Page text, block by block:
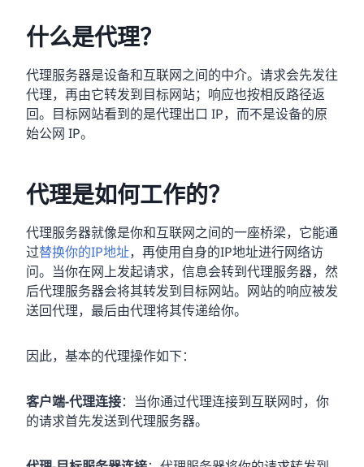
什么是代理？
代理服务器是设备和互联网之间的中介。请求会先发往
代理，再由它转发到目标网站；响应也按相反路径返
回。目标网站看到的是代理出口 IP，而不是设备的原
始公网 IP。
代理是如何工作的？
代理服务器就像是你和互联网之间的一座桥梁，它能通
过替换你的IP地址，再使用自身的IP地址进行网络访
问。当你在网上发起请求，信息会转到代理服务器，然
后代理服务器会将其转发到目标网站。网站的响应被发
送回代理，最后由代理将其传递给你。
因此，基本的代理操作如下：
客户端-代理连接：当你通过代理连接到互联网时，你
的请求首先发送到代理服务器。